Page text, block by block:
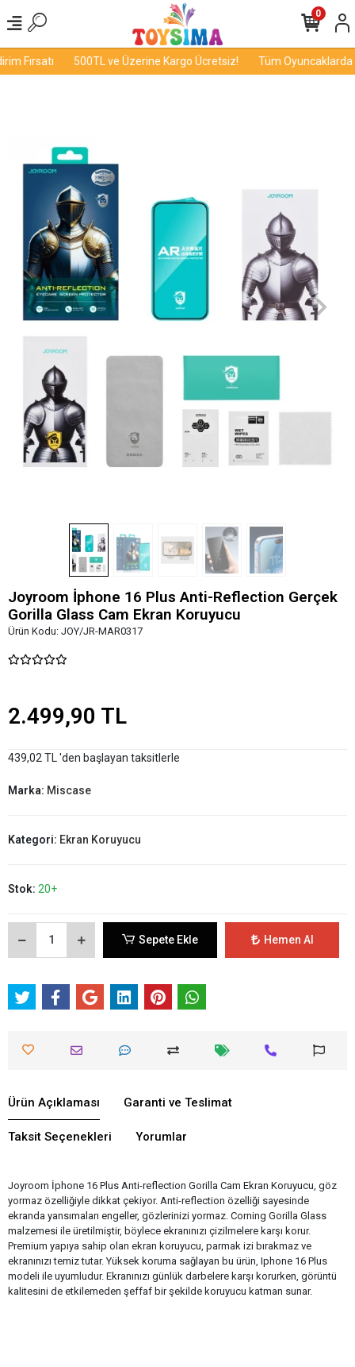
Fırsatı 500TL ve Üzerine Kargo Ücretsiz! Tüm Oyuncaklarda
0
Joyroom İphone 16 Plus Anti-Reflection Gerçek
Gorilla Glass Cam Ekran Koruyucu
Ürün Kodu: JOY/JR-MAR0317
2.499,90 TL
439,02 TL 'den başlayan taksitlerle
Marka: Miscase
Kategori: Ekran Koruyucu
Stok: 20+
Sepete Ekle Hemen Al
Ürün Açıklaması Garanti ve Teslimat
Taksit Seçenekleri Yorumlar
Joyroom İphone 16 Plus Anti-reflection Gorilla Cam Ekran Koruyucu, göz
yormaz özelliğiyle dikkat çekiyor. Anti-reflection özelliği sayesinde
ekranda yansımaları engeller, gözlerinizi yormaz. Corning Gorilla Glass
malzemesi ile üretilmiştir, böylece ekranınızı çizilmelere karşı korur.
Premium yapıya sahip olan ekran koruyucu, parmak izi bırakmaz ve
ekranınızı temiz tutar. Yüksek koruma sağlayan bu ürün, Iphone 16 Plus
modeli ile uyumludur. Ekranınızı günlük darbelere karşı korurken, görüntü
kalitesini de etkilemeden şeffaf bir şekilde koruyucu katman sunar.